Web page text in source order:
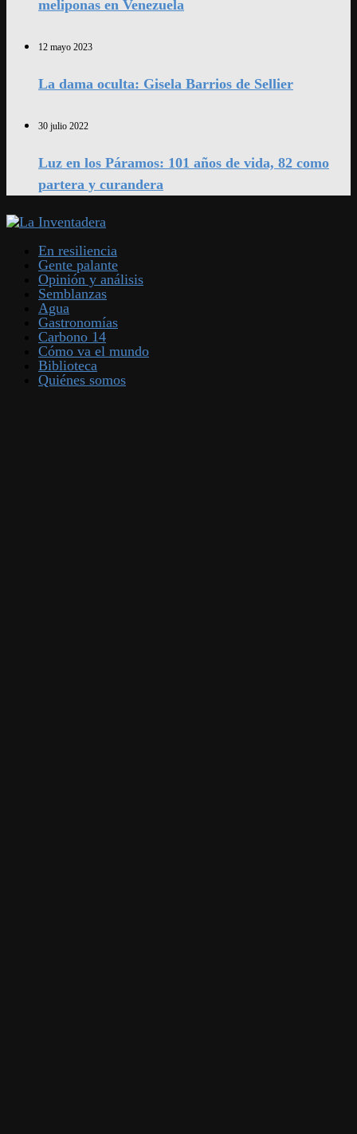
meliponas en Venezuela
12 mayo 2023
La dama oculta: Gisela Barrios de Sellier
30 julio 2022
Luz en los Páramos: 101 años de vida, 82 como
partera y curandera
En resiliencia
Gente palante
Opinión y análisis
Semblanzas
Agua
Gastronomías
Carbono 14
Cómo va el mundo
Biblioteca
Quiénes somos